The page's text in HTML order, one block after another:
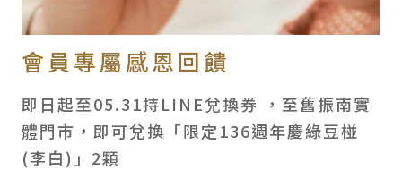
會員專屬感恩回饋
即日起至05.31持LINE兌換券 ，至舊振南實
體門市，即可兌換「限定136週年慶綠豆椪
(李白)」2顆